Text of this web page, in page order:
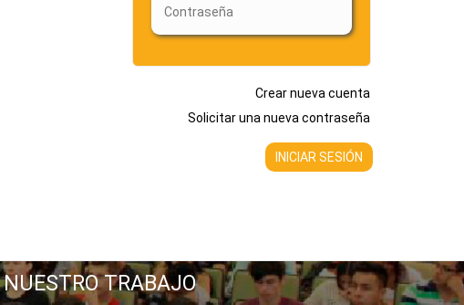
Crear nueva cuenta
Solicitar una nueva contraseña
TRABAJO